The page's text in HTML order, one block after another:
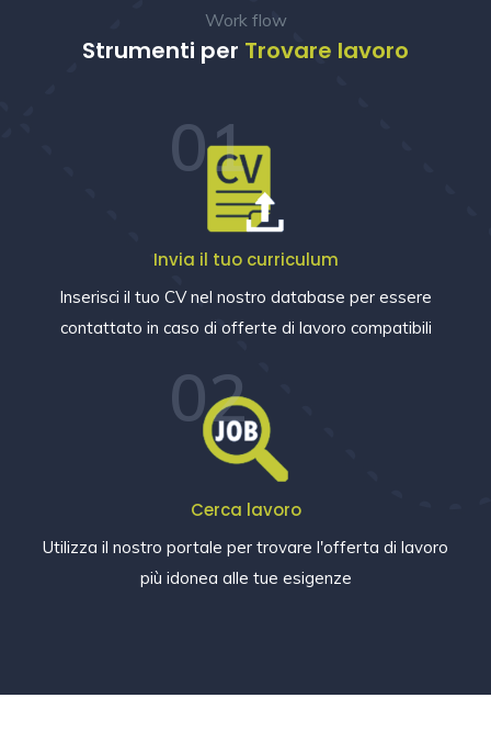
Work flow
Strumenti per Trovare lavoro
01
Invia il tuo curriculum
Inserisci il tuo CV nel nostro database per essere
contattato in caso di offerte di lavoro compatibili
02
Cerca lavoro
Utilizza il nostro portale per trovare l'offerta di lavoro
più idonea alle tue esigenze